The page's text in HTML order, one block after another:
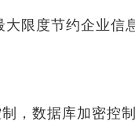
度节约企业信息
，数据库加密控